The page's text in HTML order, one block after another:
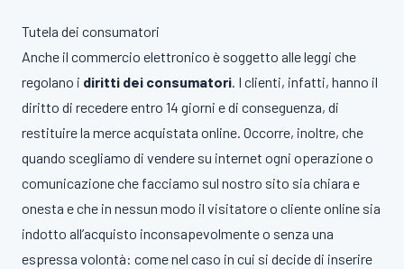
Tutela dei consumatori
Anche il commercio elettronico è soggetto alle leggi che
regolano i diritti dei consumatori. I clienti, infatti, hanno il
diritto di recedere entro 14 giorni e di conseguenza, di
restituire la merce acquistata online. Occorre, inoltre, che
quando scegliamo di vendere su internet ogni operazione o
comunicazione che facciamo sul nostro sito sia chiara e
onesta e che in nessun modo il visitatore o cliente online sia
indotto all’acquisto inconsapevolmente o senza una
espressa volontà: come nel caso in cui si decide di inserire